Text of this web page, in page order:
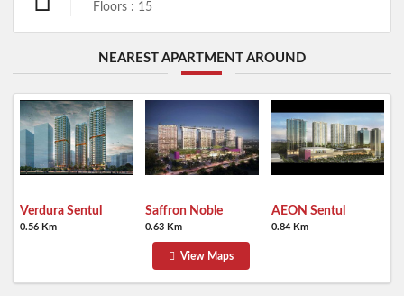
Floors : 15
NEAREST APARTMENT AROUND
Verdura Sentul
0.56 Km
Saffron Noble
0.63 Km
AEON Sentul
0.84 Km
View Maps